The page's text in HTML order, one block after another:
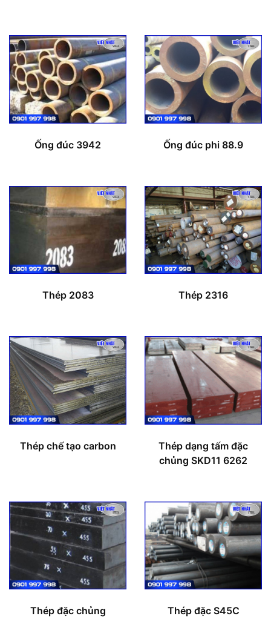
Ống đúc 3942 Ống đúc phi 88.9
Thép 2083 Thép 2316
Thép chế tạo carbon
Thép dạng tấm đặc
chủng SKD11 6262
Thép đặc chủng Thép đặc S45C